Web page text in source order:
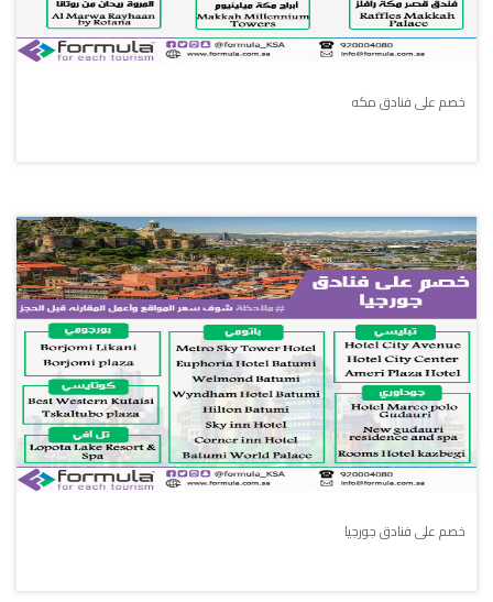
خصم على فنادق مكه
خصم على فنادق جورجيا